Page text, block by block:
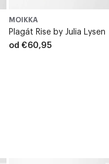
MOIKKA
Plagát Rise by Julia Lysen
od €60,95